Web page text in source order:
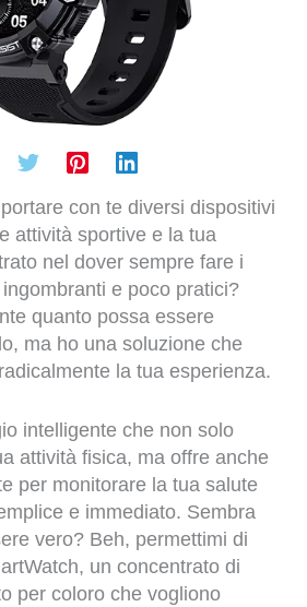
con te diversi dispositivi
attività sportive e la tua
nel dover sempre fare i
e poco pratici?
quanto possa essere
ma ho una soluzione che
la tua esperienza.
intelligente che non solo
attività fisica, ma offre anche
per monitorare la tua salute
e immediato. Sembra
vero? Beh, permettimi di
un concentrato di
per coloro che vogliono